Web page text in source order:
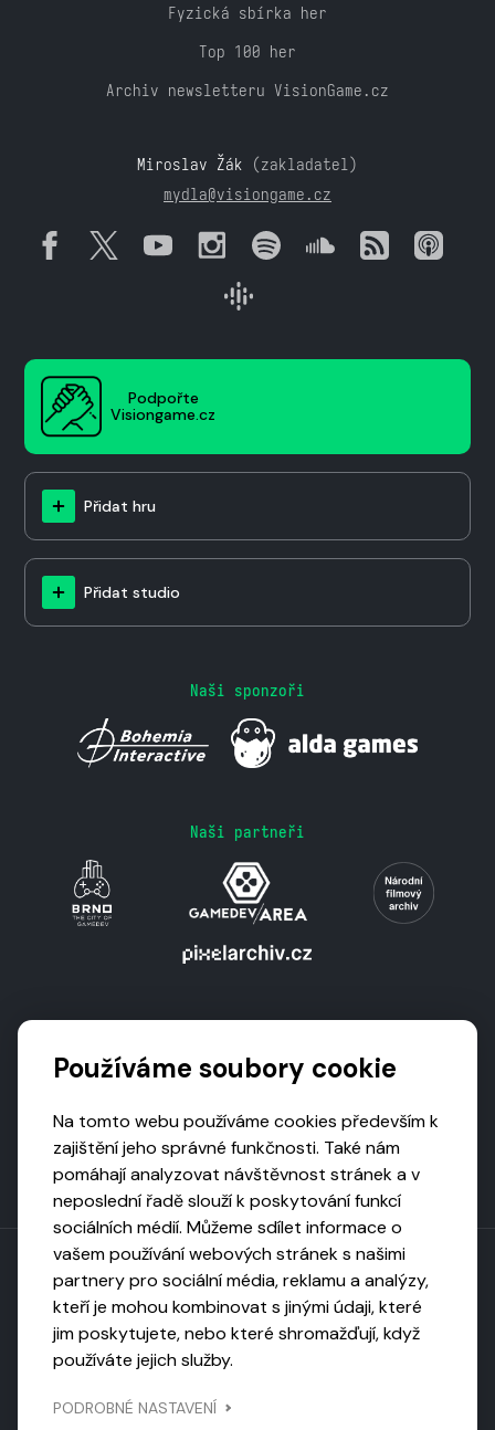
Fyzická sbírka her
Top 100 her
Archiv newsletteru VisionGame.cz
Miroslav Žák (zakladatel)
mydla@visiongame.cz
Podpořte
Visiongame.cz
Přidat hru
Přidat studio
Naši sponzoři
Naši partneři
Toto dílo podléhá licenci CC BY-NC-ND
Uveďte původ, neužívejte komerčně, nezpracovávejte.
Národní knihovnou ČR
Používáme soubory cookie
Na tomto webu používáme cookies především k
zajištění jeho správné funkčnosti. Také nám
pomáhají analyzovat návštěvnost stránek a v
neposlední řadě slouží k poskytování funkcí
sociálních médií. Můžeme sdílet informace o
vašem používání webových stránek s našimi
partnery pro sociální média, reklamu a analýzy,
kteří je mohou kombinovat s jinými údaji, které
jim poskytujete, nebo které shromažďují, když
používáte jejich služby.
PODROBNÉ NASTAVENÍ